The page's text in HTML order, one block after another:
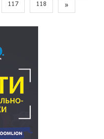
117 118 »